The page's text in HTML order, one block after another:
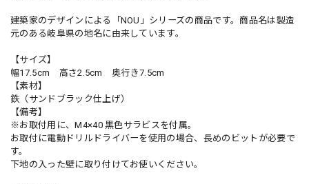
建築家のデザインによる「NOU」シリーズの商品です。商品名は製造
元のある岐阜県の地名に由来しています。
【サイズ】
幅17.5cm 高さ2.5cm 奥行き7.5cm
【素材】
鉄（サンドブラック仕上げ）
【備考】
※お取付用に、M4×40 黒色サラビスを付属。
お取付に電動ドリルドライバーを使用の場合、長めのビットが必要で
す。
下地の入った壁に取り付けてお使いください。